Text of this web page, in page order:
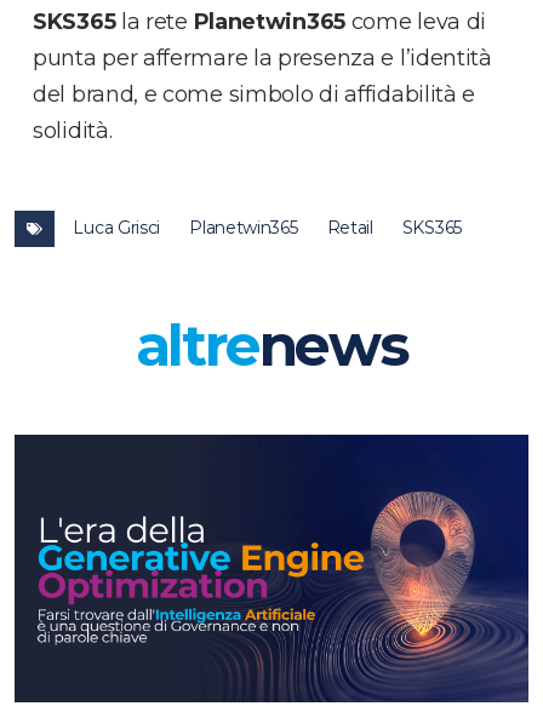
SKS365la rete Planetwin365come leva di
punta per affermare la presenza e l’identità
del brand, e come simbolo di affidabilità e
solidità.
Luca Grisci Planetwin365 Retail SKS365
altrenews